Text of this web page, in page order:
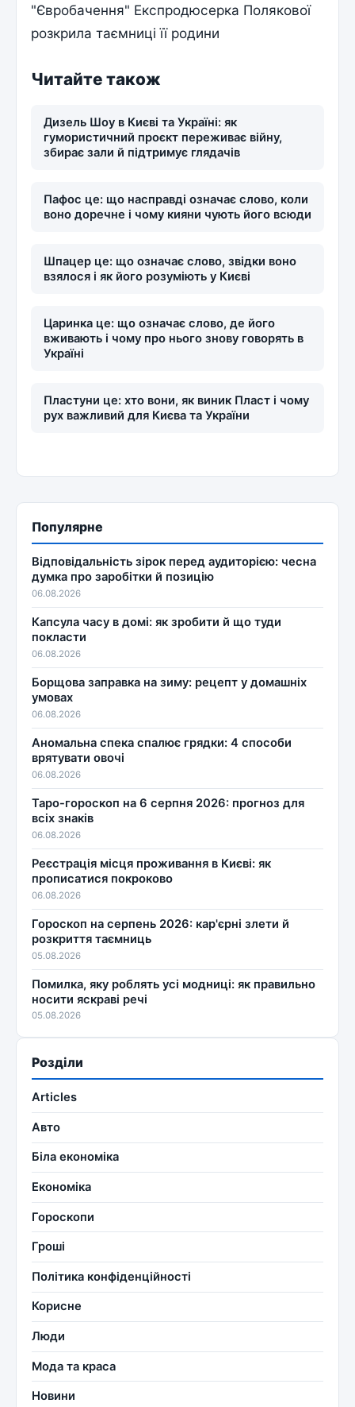
"Євробачення" Експродюсерка Полякової
розкрила таємниці її родини
Читайте також
Дизель Шоу в Києві та Україні: як
гумористичний проєкт переживає війну,
збирає зали й підтримує глядачів
Пафос це: що насправді означає слово, коли
воно доречне і чому кияни чують його всюди
Шпацер це: що означає слово, звідки воно
взялося і як його розуміють у Києві
Царинка це: що означає слово, де його
вживають і чому про нього знову говорять в
Україні
Пластуни це: хто вони, як виник Пласт і чому
рух важливий для Києва та України
Популярне
Відповідальність зірок перед аудиторією: чесна
думка про заробітки й позицію
06.08.2026
Капсула часу в домі: як зробити й що туди
покласти
06.08.2026
Борщова заправка на зиму: рецепт у домашніх
умовах
06.08.2026
Аномальна спека спалює грядки: 4 способи
врятувати овочі
06.08.2026
Таро-гороскоп на 6 серпня 2026: прогноз для
всіх знаків
06.08.2026
Реєстрація місця проживання в Києві: як
прописатися покроково
06.08.2026
Гороскоп на серпень 2026: кар'єрні злети й
розкриття таємниць
05.08.2026
Помилка, яку роблять усі модниці: як правильно
носити яскраві речі
05.08.2026
Розділи
Articles
Авто
Біла економіка
Економіка
Гороскопи
Гроші
Політика конфіденційності
Корисне
Люди
Мода та краса
Новини